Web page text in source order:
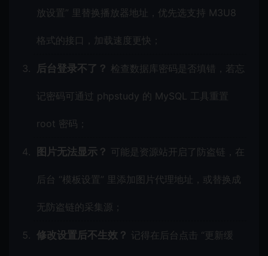
放设置” 里替换播放器地址，优先选支持 M3U8
格式的接口，加载速度更快；
后台登录不了？ 检查数据库密码是否填错，若忘
记密码可通过 phpstudy 的 MySQL 工具重置
root 密码；
图片无法显示？ 可能是资源站开启了防盗链，在
后台 “模板设置” 里添加图片代理地址，或替换成
无防盗链的采集源；
修改设置后不生效？ 记得在后台点击 “更新缓